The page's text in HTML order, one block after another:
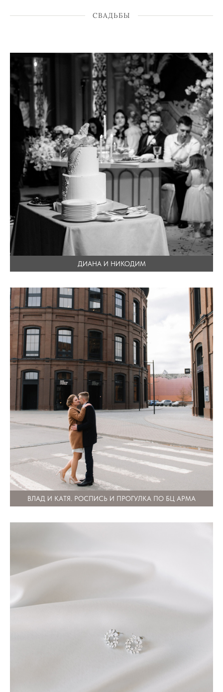
СВАДЬБЫ
ДИАНА И НИКОДИМ
ВЛАД И КАТЯ. РОСПИСЬ И ПРОГУЛКА ПО БЦ АРМА